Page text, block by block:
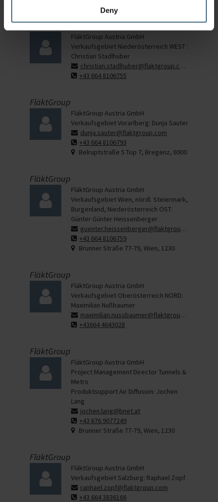
Deny
Unsere Außendienst-Mitarbeiter
FläktGroup
FläktGroup Austria GmbH
Verkaufsgebiet Niederösterreich WEST :
Christian Stadlhuber
christian.stadlhuber@flaktgroup.com
+43 664 8106755
FläktGroup
FläktGroup Austria GmbH
Verkaufsgebiet Vorarlberg: Dunja Sauter
dunja.sauter@flaktgroup.com
+43 664 8106793
Belruptstraße 5 Top 7, Bregenz, 6900
FläktGroup
FläktGroup Austria GmbH
Verkaufsgebiet Wien, nördl. Steiermark,
Burgenland, Niederösterreich OST:
Günter Günter Heissenberger
guenter.heissenberger@flaktgroup.com
+43 664 8106759
Brunner Straße 77-79, Wien, 1230
FläktGroup
FläktGroup Austria GmbH
Verkaufsgebiet Oberösterreich NORD:
Maximilian Nußbaumer
maximilian.nussbaumer@flaktgroup.com
+43664 4643028
FläktGroup
FläktGroup Austria GmbH
Project Management Director Tunnels &
Metro
Produktsupport Air Diffusion: Jochen
Lang
jochen.lang@bnet.at
+43 676 9077249
Brunner Straße 77-79, Wien, 1230
FläktGroup
FläktGroup Austria GmbH
Verkaufsgebiet Salzburg: Raphael Zopf
raphael.zopf@flaktgroup.com
+43 664 3836166